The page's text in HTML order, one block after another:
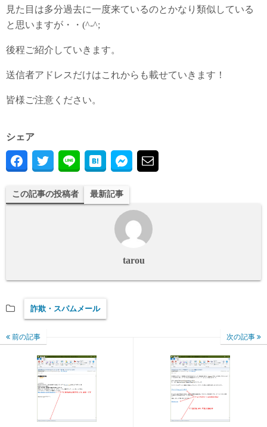
見た目は多分過去に一度来ているのとかなり類似している
と思いますが・・(^-^;
後程ご紹介していきます。
送信者アドレスだけはこれからも載せていきます！
皆様ご注意ください。
シェア
この記事の投稿者 最新記事
tarou
詐欺・スパムメール
前の記事 次の記事